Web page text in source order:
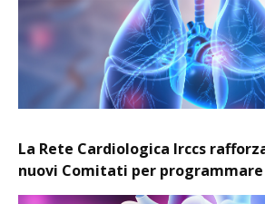
La Rete Cardiologica Irccs
nuovi Comitati per